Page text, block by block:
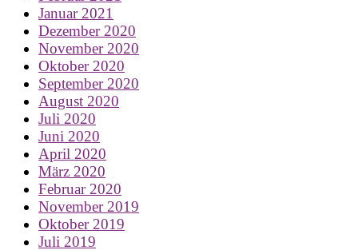
Januar 2021
Dezember 2020
November 2020
Oktober 2020
September 2020
August 2020
Juli 2020
Juni 2020
April 2020
März 2020
Februar 2020
November 2019
Oktober 2019
Juli 2019